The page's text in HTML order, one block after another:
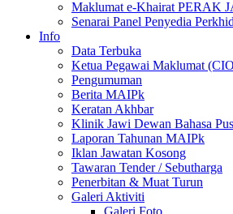
Maklumat e-Khairat PERAK
Senarai Panel Penyedia
Info
Data Terbuka
Ketua Pegawai Maklumat
Pengumuman
Berita MAIPk
Keratan Akhbar
Klinik Jawi Dewan Bahasa
Laporan Tahunan MAIPk
Iklan Jawatan Kosong
Tawaran Tender / Sebutharga
Penerbitan & Muat Turun
Galeri Aktiviti
Galeri Foto